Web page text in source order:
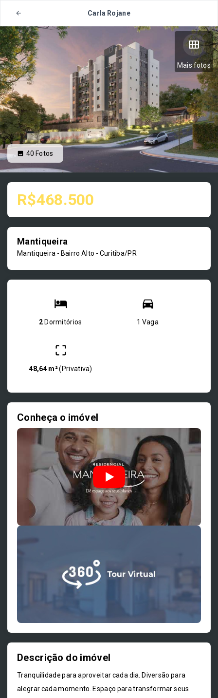
Carla Rojane
Mais fotos
40 Fotos
R$468.500
Mantiqueira
Mantiqueira - Bairro Alto - Curitiba/PR
2 Dormitórios 1 Vaga
48,64 m²( Privativa)
Conheça o imóvel
Descrição do imóvel
Tranquilidade para aproveitar cada dia. Diversão para
alegrar cada momento. Espaço para transformar seus